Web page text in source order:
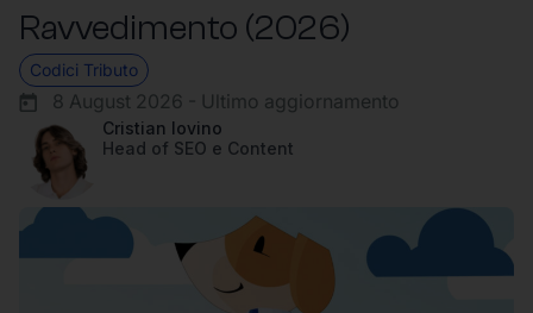
Ravvedimento (2026)
Codici Tributo
8 August 2026 - Ultimo aggiornamento
Cristian Iovino
Head of SEO e Content